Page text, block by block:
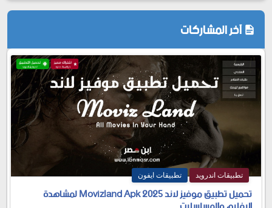
آخر المشاركات
تطبيقات اندرويد تطبيقات ايفون
تحميل تطبيق موفيز لاند 2025 Movizland Apk لمشاهدة